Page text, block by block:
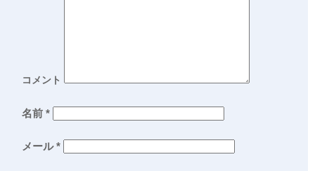
コメント
名前 *
メール*